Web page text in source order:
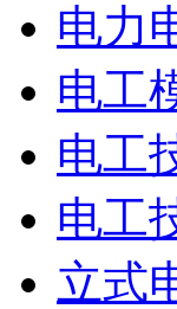
电力
电工
电工
电工
立式